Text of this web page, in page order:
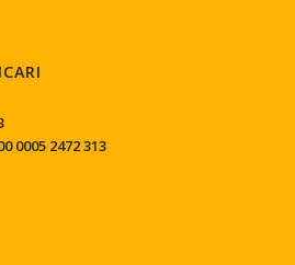
0005 2472 313